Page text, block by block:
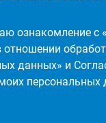
ознакомление с
отношении
данных» и
персональных